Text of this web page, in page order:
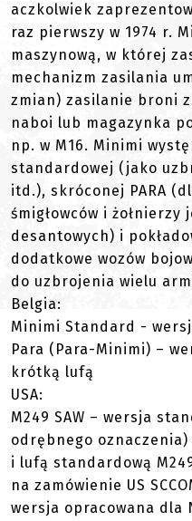
aczkolwiek
raz pierwszy w 1974 r.
maszynową, w której
mechanizm zasilania
zmian) zasilanie broni
naboi lub magazynka
np. w M16. Minimi
standardowej (jako
itd.), skróconej PARA
śmigłowców i
desantowych) i
dodatkowe wozów
do uzbrojenia wielu
Belgia:
Minimi Standard -
Para (Para-Minimi) –
krótką lufą
USA:
M249 SAW – wersja
odrębnego
i lufą standardową
na zamówienie US
wersja opracowana dla